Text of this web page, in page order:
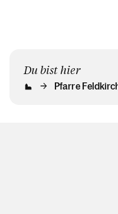
Du bist hier
Pfarre